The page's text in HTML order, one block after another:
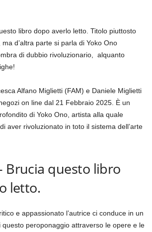
libro dopo averlo letto. Titolo piuttosto
d’altra parte si parla di Yoko Ono
di dubbio rivoluzionario, alquanto
Alfano Miglietti (FAM) e Daniele Miglietti
on line dal 21 Febbraio 2025. È un
di Yoko Ono, artista alla quale
aver rivoluzionato in toto il sistema dell’arte
Brucia questo libro
letto.
e appassionato l’autrice ci conduce in un
questo peroponaggio attraverso le opere e le